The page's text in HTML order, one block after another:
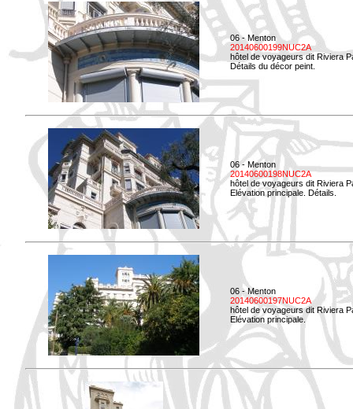
06 - Menton
20140600199NUC2A
hôtel de voyageurs dit Riviera
Détails du décor peint.
06 - Menton
20140600198NUC2A
hôtel de voyageurs dit Riviera
Elévation principale. Détails.
06 - Menton
20140600197NUC2A
hôtel de voyageurs dit Riviera
Elévation principale.